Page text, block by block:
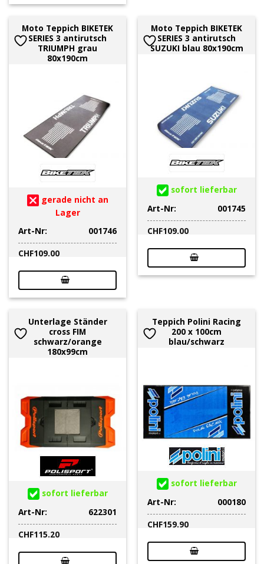
Moto Teppich BIKETEK
SERIES 3 antirutsch
TRIUMPH grau
80x190cm
gerade nicht an
Lager
Art-Nr:
001746
CHF109.00
Moto Teppich BIKETEK
SERIES 3 antirutsch
SUZUKI blau 80x190cm
sofort lieferbar
Art-Nr:
001745
CHF109.00
Unterlage Ständer
cross FIM
schwarz/orange
180x99cm
sofort lieferbar
Art-Nr:
622301
CHF115.20
Teppich Polini Racing
200 x 100cm
blau/schwarz
sofort lieferbar
Art-Nr:
000180
CHF159.90